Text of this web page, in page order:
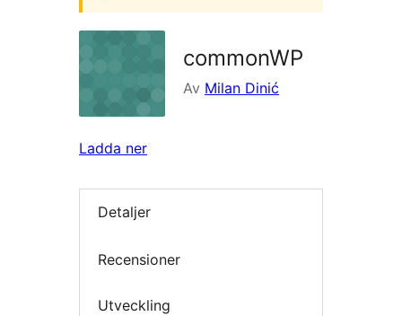
commonWP
Av Milan Dinić
Ladda ner
Detaljer
Recensioner
Utveckling